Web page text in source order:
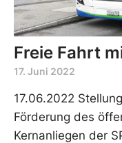
Freie Fahrt
17. Juni 2022
17.06.2022
Förderung des
Kernanliegen der